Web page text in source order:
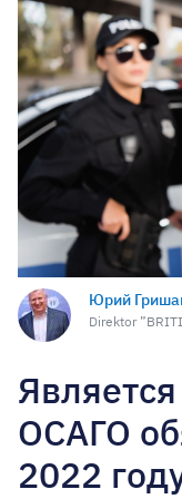
Юрий
Direktor
ОСАГО
2022